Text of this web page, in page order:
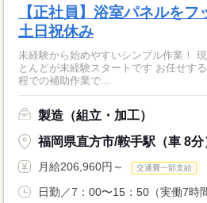
【正社員】浴室パネルを
土日祝休み
未経験から始めやすいシンプル作業！
とんどが未経験スタートです お任せするのは、浴室パネルの塗装工
程での補助作業で...
製造（組立・加工）
福岡県直方市/鞍手駅（車 8分
月給206,960円～ 交通費一部支給
日勤／7：00〜15：50（実働7時